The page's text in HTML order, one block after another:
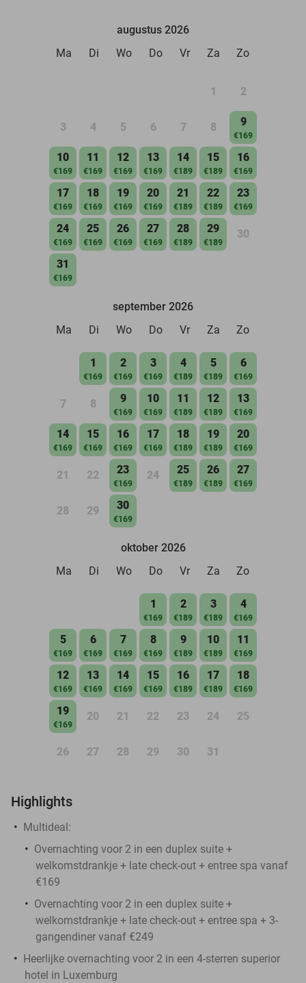
augustus 2026
Ma
Di Wo Do Vr Za Zo
1 2
3 4 5 6 7 8 9
€169
10
€169
11
€169
12
€169
13
€169
14
€189
15
€189
16
€169
17
€169
18
€169
19
€169
20
€169
21
€189
22
€189
23
€169
24
€169
25
€169
26
€169
27
€169
28
€189
29
€189
30
31
€169
september 2026
Ma
Di Wo Do Vr Za Zo
1
€169
2
€169
3
€169
4
€189
5
€189
6
€169
7 8 9
€169
10
€169
11
€189
12
€189
13
€169
14
€169
15
€169
16
€169
17
€169
18
€189
19
€189
20
€169
21 22 23
€169
24 25
€189
26
€189
27
€169
28 29 30
€169
oktober 2026
Ma
Di Wo Do Vr Za Zo
1
€169
2
€189
3
€189
4
€169
5
€169
6
€169
7
€169
8
€169
9
€189
10
€189
11
€169
12
€169
13
€169
14
€169
15
€169
16
€189
17
€189
18
€169
19
€169
20 21 22 23 24 25
26 27 28 29 30 31
Highlights
Multideal:
​Overnachting voor 2 in een duplex suite +
welkomstdrankje + late check-out + entree spa vanaf
€169
Overnachting voor 2 in een duplex suite +
welkomstdrankje + late check-out + entree spa + 3-
gangendiner vanaf €249
Heerlijke overnachting voor 2 in een 4-sterren superior
hotel in Luxemburg